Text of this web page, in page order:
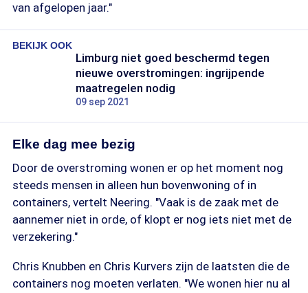
van afgelopen jaar."
BEKIJK OOK
Limburg niet goed beschermd tegen
nieuwe overstromingen: ingrijpende
maatregelen nodig
09 sep 2021
Elke dag mee bezig
Door de overstroming wonen er op het moment nog
steeds mensen in alleen hun bovenwoning of in
containers, vertelt Neering. "Vaak is de zaak met de
aannemer niet in orde, of klopt er nog iets niet met de
verzekering."
Chris Knubben en Chris Kurvers zijn de laatsten die de
containers nog moeten verlaten. "We wonen hier nu al